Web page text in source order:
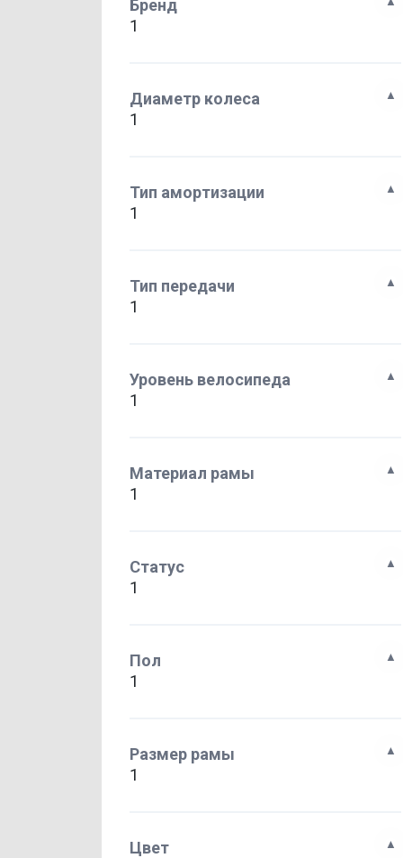
Бренд
1
Диаметр колеса
1
Тип амортизации
1
Тип передачи
1
Уровень велосипеда
1
Материал рамы
1
Статус
1
Пол
1
Размер рамы
1
Цвет